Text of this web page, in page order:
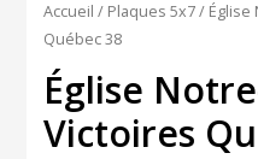
Accueil / Plaques 5x7/ Église
Québec 38
Église
Victoires